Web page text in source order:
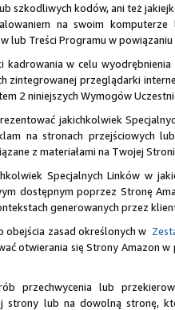
szkodliwych kodów, ani też
na swoim
lub Treści Programu w
kadrowania w celu
zintegrowanej przeglądarki
2 niniejszych Wymogów
jakichkolwiek
na stronach przejściowych
z materiałami na Twojej
Specjalnych Linków w
dostępnym poprzez Stronę
generowanych przez
obejścia zasad określonych w
otwierania się Strony Amazon
przechwycenia lub
strony lub na dowolną stronę,